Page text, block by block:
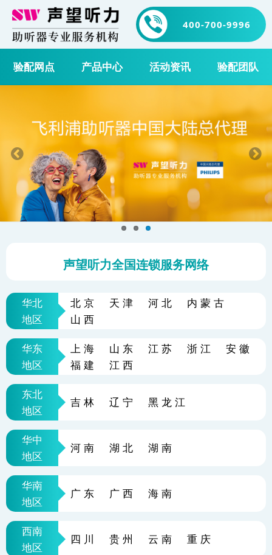
400-700-9996
验配网点 产品中心 活动资讯 验配团队
声望听力全国连锁服务网络
华北 北京 天津 河北
内蒙古
山西
地区
华东 上海 山东 江苏 浙江
安徽
福建
江西
地区
东北
吉林 辽宁 黑龙江
地区
华中
河南 湖北 湖南
地区
华南
广东 广西 海南
地区
西南
四川 贵州 云南 重庆
地区